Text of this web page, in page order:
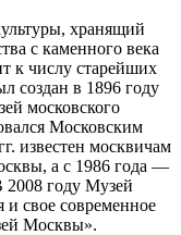
хранящий
с каменного века
к числу старейших
создан в 1896 году
московского
Московским
известен москвичам
а с 1986 года —
году Музей
и свое современное
Москвы».